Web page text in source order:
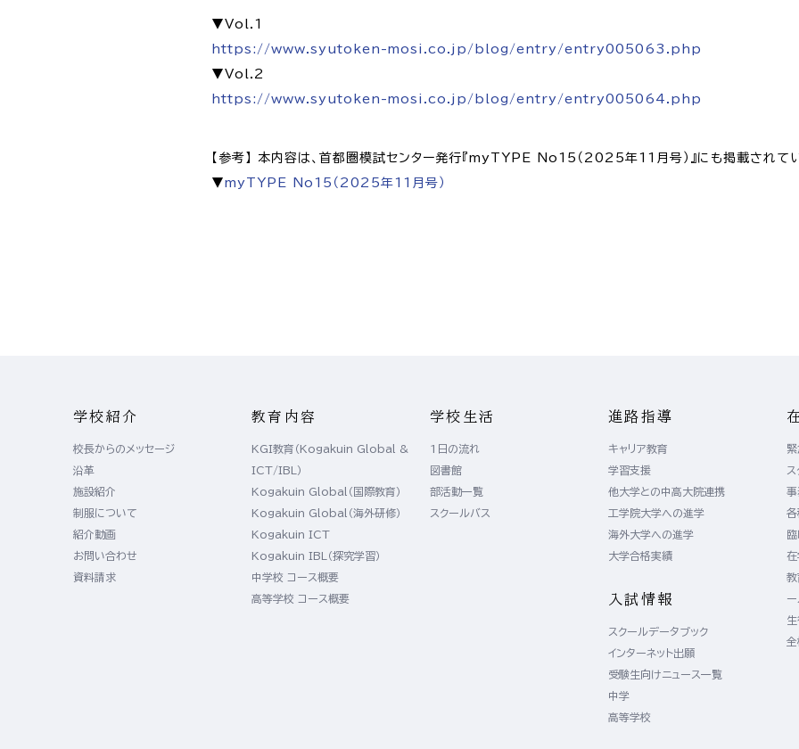
▼Vol.1
https://www.syutoken-mosi.co.jp/blog/entry/entry005063.php
▼Vol.2
https://www.syutoken-mosi.co.jp/blog/entry/entry005064.php
【参考】 本内容は、首都圏模試センター発行『myTYPE No15（2025年11月号）』にも掲載されて
▼myTYPE No15（2025年11月号）
学校紹介
校長からのメッセージ
沿革
施設紹介
制服について
紹介動画
お問い合わせ
資料請求
教育内容
KGI教育（Kogakuin Global &
ICT/IBL）
Kogakuin Global（国際教育）
Kogakuin Global（海外研修）
Kogakuin ICT
Kogakuin IBL（探究学習）
中学校 コース概要
高等学校 コース概要
学校生活
1日の流れ
図書館
部活動一覧
スクールバス
進路指導
キャリア教育
学習支援
他大学との中高大院連携
工学院大学への進学
海外大学への進学
大学合格実績
入試情報
スクールデータブック
インターネット出願
受験生向けニュース一覧
中学
高等学校
緊
事
各
在
教
全